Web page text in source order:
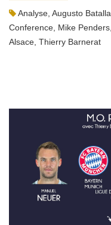
Analyse Augusto Batalla
Conference Mike Penders
Alsace Thierry Barnerat